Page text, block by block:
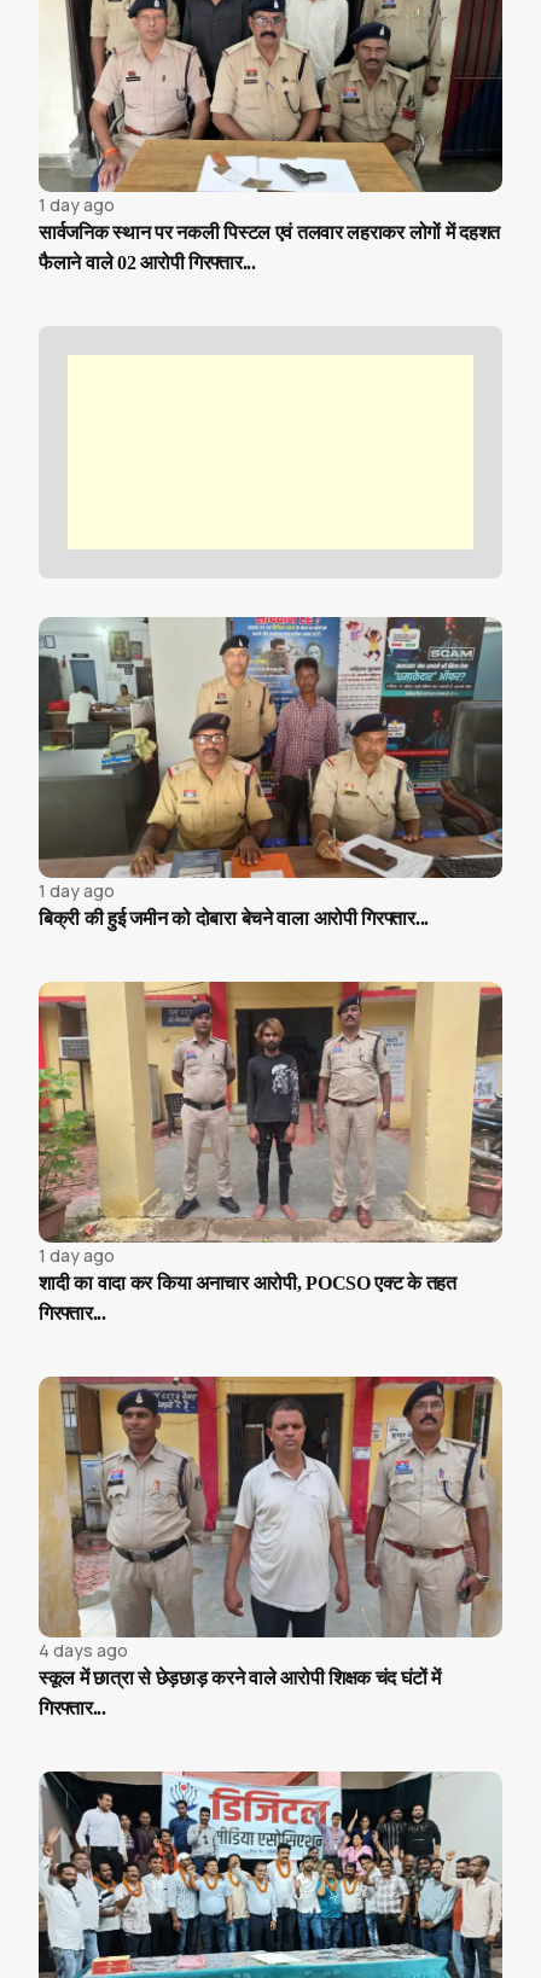
1 day ago
सार्वजनिक स्थान पर नकली पिस्टल एवं तलवार लहराकर लोगों में दहशत
फैलाने वाले 02 आरोपी गिरफ्तार...
1 day ago
बिक्री की हुई जमीन को दोबारा बेचने वाला आरोपी गिरफ्तार...
1 day ago
शादी का वादा कर किया अनाचार आरोपी, POCSO एक्ट के तहत
गिरफ्तार...
4 days ago
स्कूल में छात्रा से छेड़छाड़ करने वाले आरोपी शिक्षक चंद घंटों में
गिरफ्तार...